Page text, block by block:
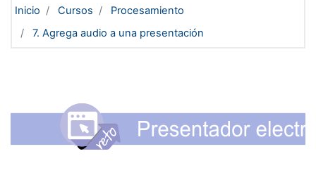
Inicio Cursos
Procesamiento
7. Agrega audio a una presentación